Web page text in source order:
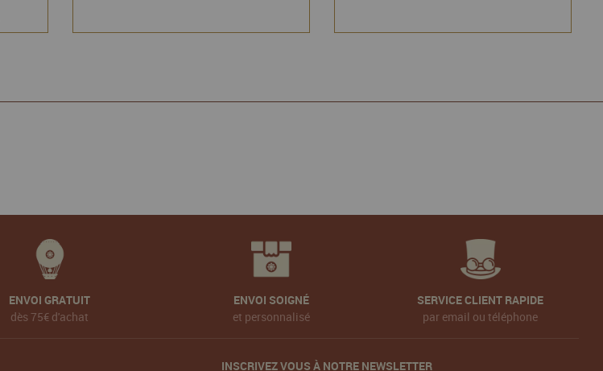
ENVOI GRATUIT
dès 75€ d'achat
ENVOI SOIGNÉ
et personnalisé
SERVICE CLIENT RAPIDE
par email ou téléphone
INSCRIVEZ VOUS À NOTRE NEWSLETTER